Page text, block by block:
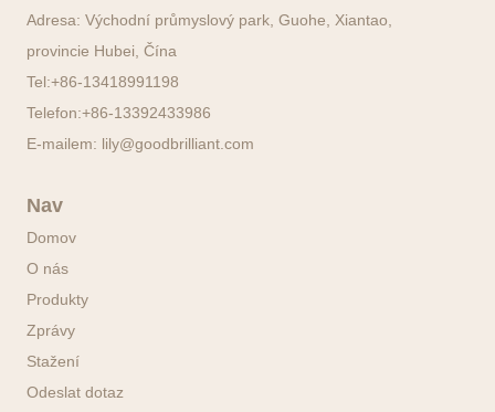
Adresa: Východní průmyslový park, Guohe, Xiantao,
provincie Hubei, Čína
Tel:+86-13418991198
Telefon:+86-13392433986
E-mailem: lily@goodbrilliant.com
Nav
Domov
O nás
Produkty
Zprávy
Stažení
Odeslat dotaz